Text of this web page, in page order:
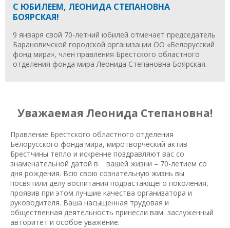
С ЮБИЛЕЕМ, ЛЕОНИДА СТЕПАНОВНА
БОЯРСКАЯ!
9 января свой 70-летний юбилей отмечает председатель
Барановичской городской организации ОО «Белорусский
фонд мира», член правления Брестского областного
отделения фонда мира Леонида Степановна Боярская.
Уважаемая Леонида Степановна!
Правление Брестского областного отделения
Белорусского фонда мира, миротворческий актив
Брестчины тепло и искренне поздравляют вас со
знаменательной датой в вашей жизни – 70-летием со
дня рождения. Всю свою сознательную жизнь вы
посвятили делу воспитания подрастающего поколения,
проявив при этом лучшие качества организатора и
руководителя. Ваша насыщенная трудовая и
общественная деятельность принесли вам заслуженный
авторитет и особое уважение.